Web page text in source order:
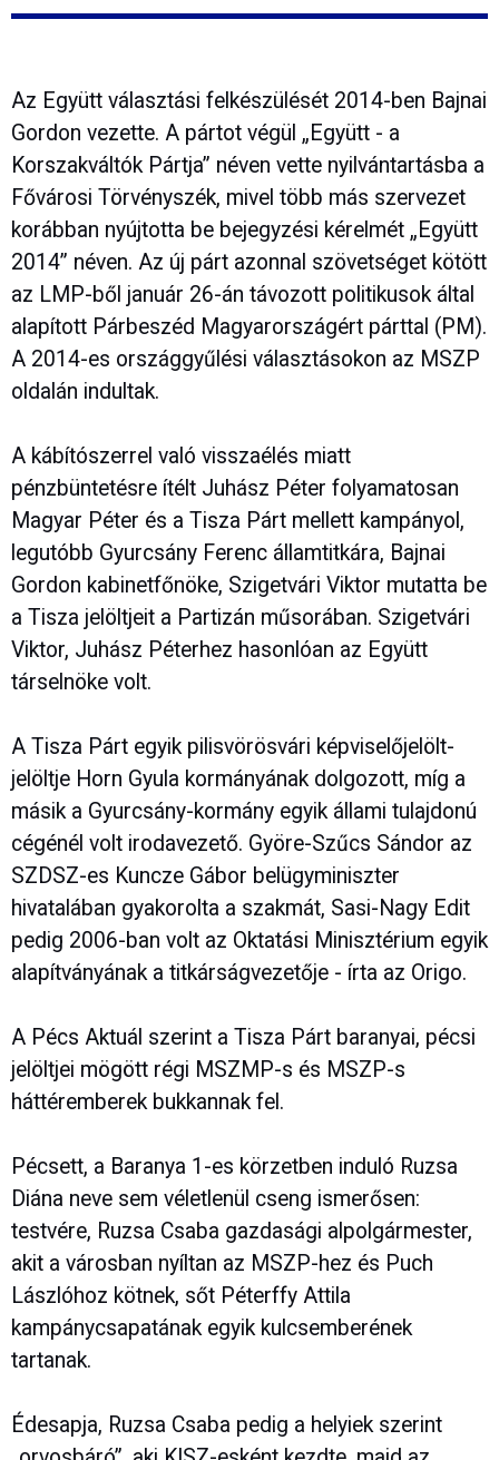
Az Együtt választási felkészülését 2014-ben Bajnai
Gordon vezette. A pártot végül „Együtt - a
Korszakváltók Pártja” néven vette nyilvántartásba a
Fővárosi Törvényszék, mivel több más szervezet
korábban nyújtotta be bejegyzési kérelmét „Együtt
2014” néven. Az új párt azonnal szövetséget kötött
az LMP-ből január 26-án távozott politikusok által
alapított Párbeszéd Magyarországért párttal (PM).
A 2014-es országgyűlési választásokon az MSZP
oldalán indultak.
A kábítószerrel való visszaélés miatt
pénzbüntetésre ítélt Juhász Péter folyamatosan
Magyar Péter és a Tisza Párt mellett kampányol,
legutóbb Gyurcsány Ferenc államtitkára, Bajnai
Gordon kabinetfőnöke, Szigetvári Viktor mutatta be
a Tisza jelöltjeit a Partizán műsorában. Szigetvári
Viktor, Juhász Péterhez hasonlóan az Együtt
társelnöke volt.
A Tisza Párt egyik pilisvörösvári képviselőjelölt-
jelöltje Horn Gyula kormányának dolgozott, míg a
másik a Gyurcsány-kormány egyik állami tulajdonú
cégénél volt irodavezető. Györe-Szűcs Sándor az
SZDSZ-es Kuncze Gábor belügyminiszter
hivatalában gyakorolta a szakmát, Sasi-Nagy Edit
pedig 2006-ban volt az Oktatási Minisztérium egyik
alapítványának a titkárságvezetője - írta az Origo.
A Pécs Aktuál szerint a Tisza Párt baranyai, pécsi
jelöltjei mögött régi MSZMP-s és MSZP-s
háttéremberek bukkannak fel.
Pécsett, a Baranya 1-es körzetben induló Ruzsa
Diána neve sem véletlenül cseng ismerősen:
testvére, Ruzsa Csaba gazdasági alpolgármester,
akit a városban nyíltan az MSZP-hez és Puch
Lászlóhoz kötnek, sőt Péterffy Attila
kampánycsapatának egyik kulcsemberének
tartanak.
Édesapja, Ruzsa Csaba pedig a helyiek szerint